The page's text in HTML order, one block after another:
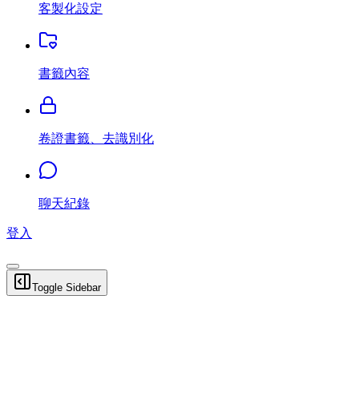
客製化設定
書籤內容
卷證書籤、去識別化
聊天紀錄
登入
Toggle Sidebar